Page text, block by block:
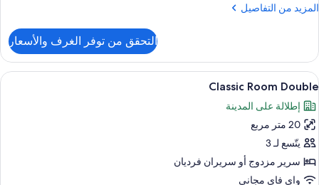
المزيد من التفاصيل
المزيد
Classic
Room
Single
التحقق من توفر الغرف والأسعار
استعراض
جميع
صور
Classic
Room
Double
ميني بار وخزنة داخل الغرفة ومكتب
1
Classic Room Double
إطلالة على المدينة
20 متر مربع
يتّسع لـ 3
سرير مزدوج‫‬ أو سريران فرديان
واي فاي مجاني